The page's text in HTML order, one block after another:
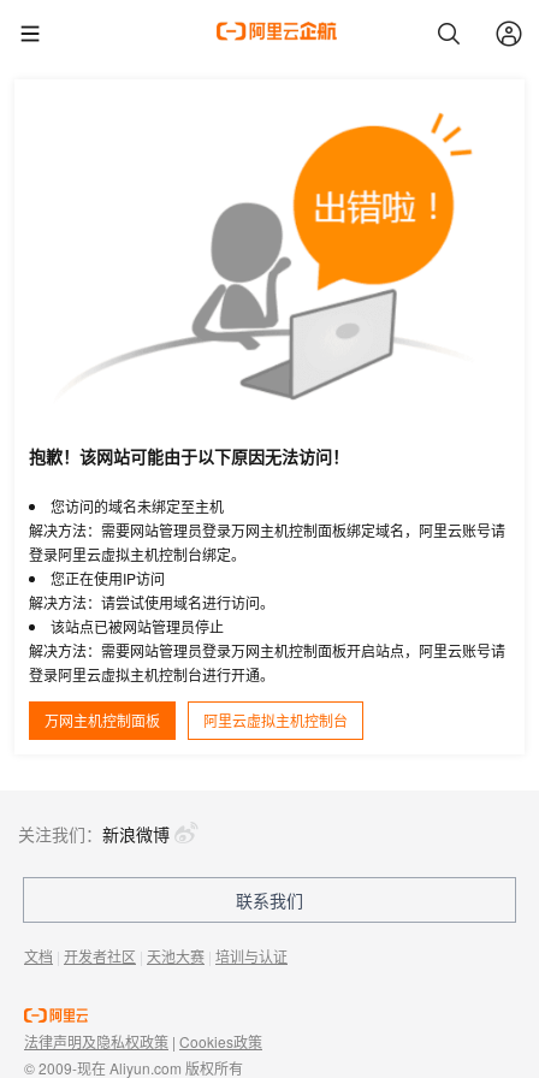
抱歉！该网站可能由于以下原因无法访问！
您访问的域名未绑定至主机
解决方法：需要网站管理员登录万网主机控制面板绑定域名，阿里云账号请
登录阿里云虚拟主机控制台绑定。
您正在使用IP访问
解决方法：请尝试使用域名进行访问。
该站点已被网站管理员停止
解决方法：需要网站管理员登录万网主机控制面板开启站点，阿里云账号请
登录阿里云虚拟主机控制台进行开通。
万网主机控制面板 阿里云虚拟主机控制台